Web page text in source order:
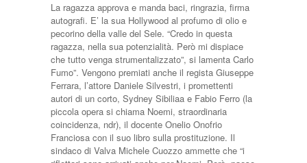
La ragazza approva e manda baci, ringrazia, firma
autografi. E’ la sua Hollywood al profumo di olio e
pecorino della valle del Sele. “Credo in questa
ragazza, nella sua potenzialità. Però mi dispiace
che tutto venga strumentalizzato”, si lamenta Carlo
Fumo”. Vengono premiati anche il regista Giuseppe
Ferrara, l’attore Daniele Silvestri, i promettenti
autori di un corto, Sydney Sibiliaa e Fabio Ferro (la
piccola opera si chiama Noemi, straordinaria
coincidenza, ndr), il docente Onelio Onofrio
Franciosa con il suo libro sulla prostituzione. Il
sindaco di Valva Michele Cuozzo ammette che “i